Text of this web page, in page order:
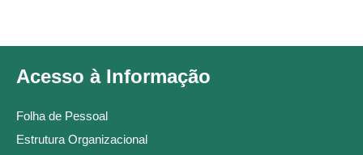
Acesso à Informação
Folha de Pessoal
Estrutura Organizacional